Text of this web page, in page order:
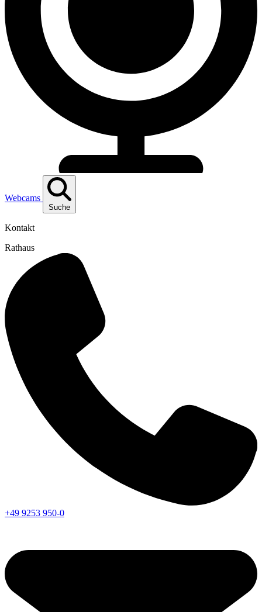
Webcams
Suche
Kontakt
Rathaus
+49 9253 950-0